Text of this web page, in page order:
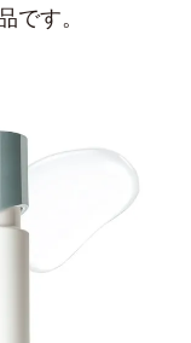
です。